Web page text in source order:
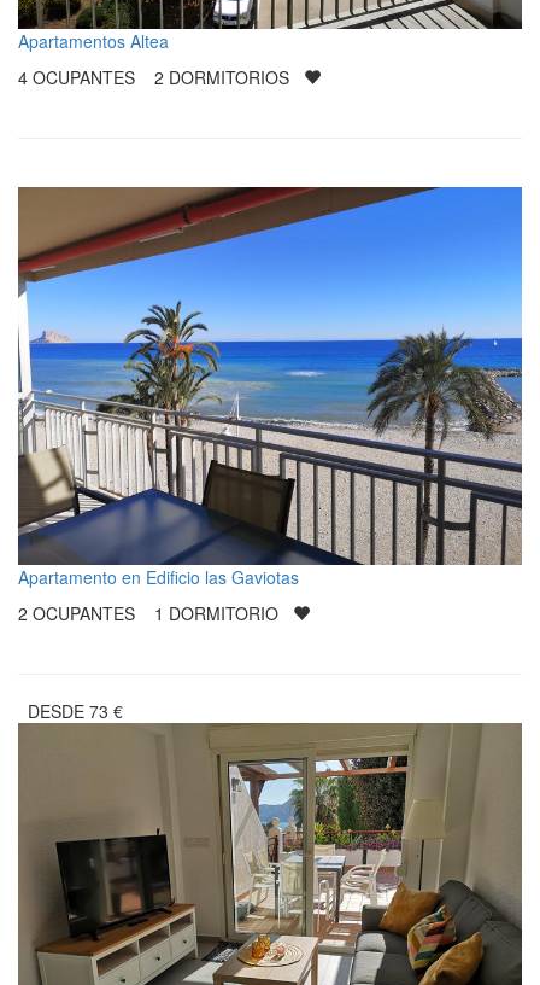
Apartamentos Altea
4 OCUPANTES 2 DORMITORIOS
Apartamento en Edificio las Gaviotas
2 OCUPANTES 1 DORMITORIO
DESDE 73 €